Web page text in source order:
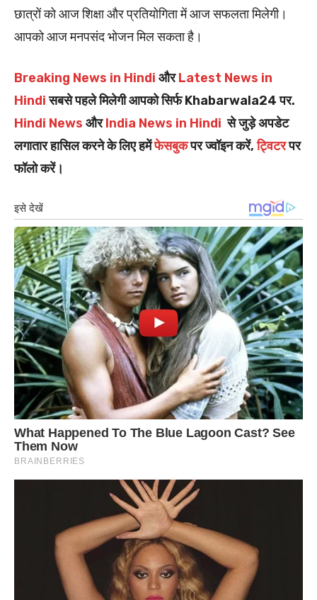
छात्रों को आज शिक्षा और प्रतियोगिता में आज सफलता मिलेगी।
आपको आज मनपसंद भोजन मिल सकता है।
Breaking News in Hindi औरLatest News in
Hindiसबसे पहले मिलेगी आपको सिर्फ Khabarwala24 पर.
Hindi News औरIndia News in Hindi से जुड़े अपडेट
लगातार हासिल करने के लिए हमेंफेसबुकपर ज्वॉइन करें,ट्विटरपर
फॉलो करें।